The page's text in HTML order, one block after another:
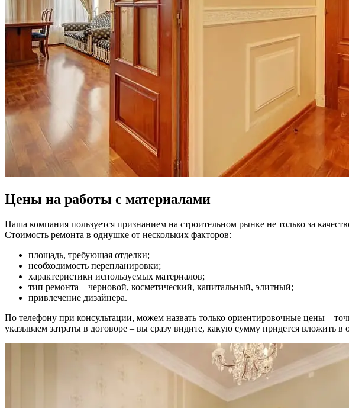
Цены на работы с материалами
Наша компания пользуется признанием на строительном рынке не только за
Стоимость ремонта в однушке от нескольких факторов:
площадь, требующая отделки;
необходимость перепланировки;
характеристики используемых материалов;
тип ремонта – черновой, косметический, капитальный, элитный;
привлечение дизайнера.
По телефону при консультации, можем назвать только ориентировочные цены –
указываем затраты в договоре – вы сразу видите, какую сумму придется вложить в